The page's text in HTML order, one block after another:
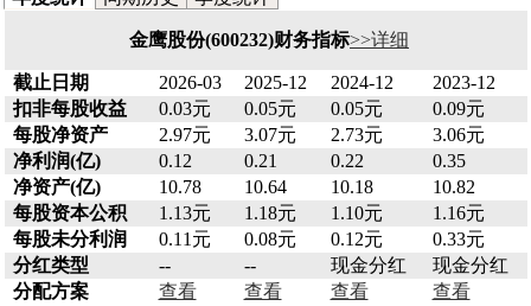
金鹰股份(600232)财务指标>>详细
截止日期 2026-03 2025-12 2024-12
2023-12
扣非每股收益
0.03元 0.05元 0.05元
0.09元
每股净资产
2.97元 3.07元 2.73元
3.06元
净利润(亿)
0.12 0.21 0.22
0.35
净资产(亿)
10.78 10.64 10.18
10.82
每股资本公积
1.13元 1.18元 1.10元
1.16元
每股未分利润
0.11元 0.08元 0.12元
0.33元
分红类型
-- -- 现金分红
现金分红
分配方案
查看 查看 查看
查看